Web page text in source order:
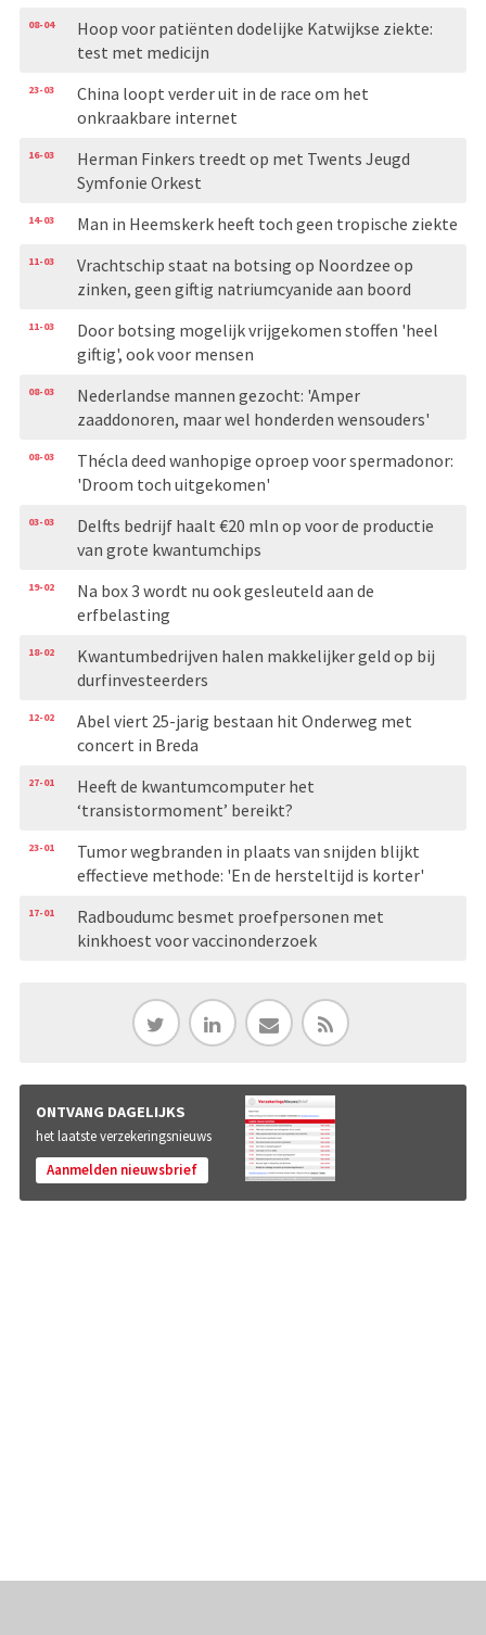
08-04
Hoop voor patiënten dodelijke Katwijkse ziekte:
test met medicijn
23-03
China loopt verder uit in de race om het
onkraakbare internet
16-03
Herman Finkers treedt op met Twents Jeugd
Symfonie Orkest
14-03 Man in Heemskerk heeft toch geen tropische ziekte
11-03
Vrachtschip staat na botsing op Noordzee op
zinken, geen giftig natriumcyanide aan boord
11-03
Door botsing mogelijk vrijgekomen stoffen 'heel
giftig', ook voor mensen
08-03
Nederlandse mannen gezocht: 'Amper
zaaddonoren, maar wel honderden wensouders'
08-03
Thécla deed wanhopige oproep voor spermadonor:
'Droom toch uitgekomen'
03-03
Delfts bedrijf haalt €20 mln op voor de productie
van grote kwantumchips
19-02
Na box 3 wordt nu ook gesleuteld aan de
erfbelasting
18-02
Kwantumbedrijven halen makkelijker geld op bij
durfinvesteerders
12-02
Abel viert 25-jarig bestaan hit Onderweg met
concert in Breda
27-01
Heeft de kwantumcomputer het
‘transistormoment’ bereikt?
23-01
Tumor wegbranden in plaats van snijden blijkt
effectieve methode: 'En de hersteltijd is korter'
17-01
Radboudumc besmet proefpersonen met
kinkhoest voor vaccinonderzoek
ONTVANG DAGELIJKS
het laatste verzekeringsnieuws
Aanmelden nieuwsbrief